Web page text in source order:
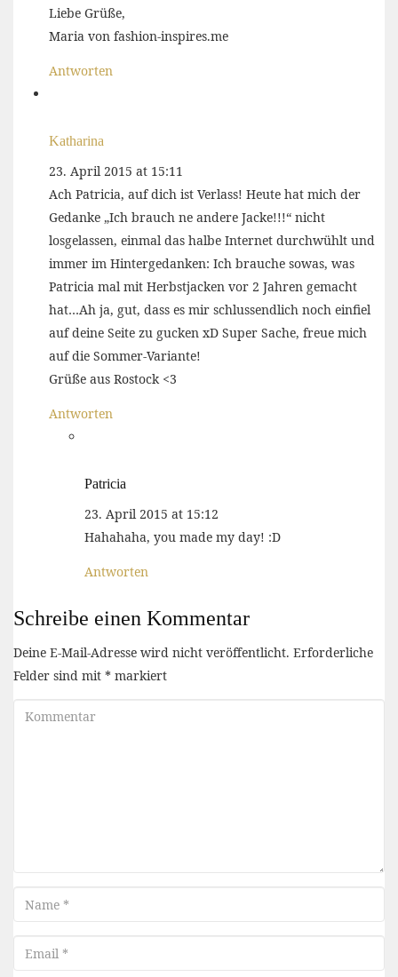
Liebe Grüße,
Maria von fashion-inspires.me
Antworten
Katharina
23. April 2015 at 15:11
Ach Patricia, auf dich ist Verlass! Heute hat mich der
Gedanke „Ich brauch ne andere Jacke!!!“ nicht
losgelassen, einmal das halbe Internet durchwühlt und
immer im Hintergedanken: Ich brauche sowas, was
Patricia mal mit Herbstjacken vor 2 Jahren gemacht
hat…Ah ja, gut, dass es mir schlussendlich noch einfiel
auf deine Seite zu gucken xD Super Sache, freue mich
auf die Sommer-Variante!
Grüße aus Rostock <3
Antworten
Patricia
23. April 2015 at 15:12
Hahahaha, you made my day! :D
Antworten
Schreibe einen Kommentar
Deine E-Mail-Adresse wird nicht veröffentlicht. Erforderliche
Felder sind mit * markiert
Kommentar
Name
Email